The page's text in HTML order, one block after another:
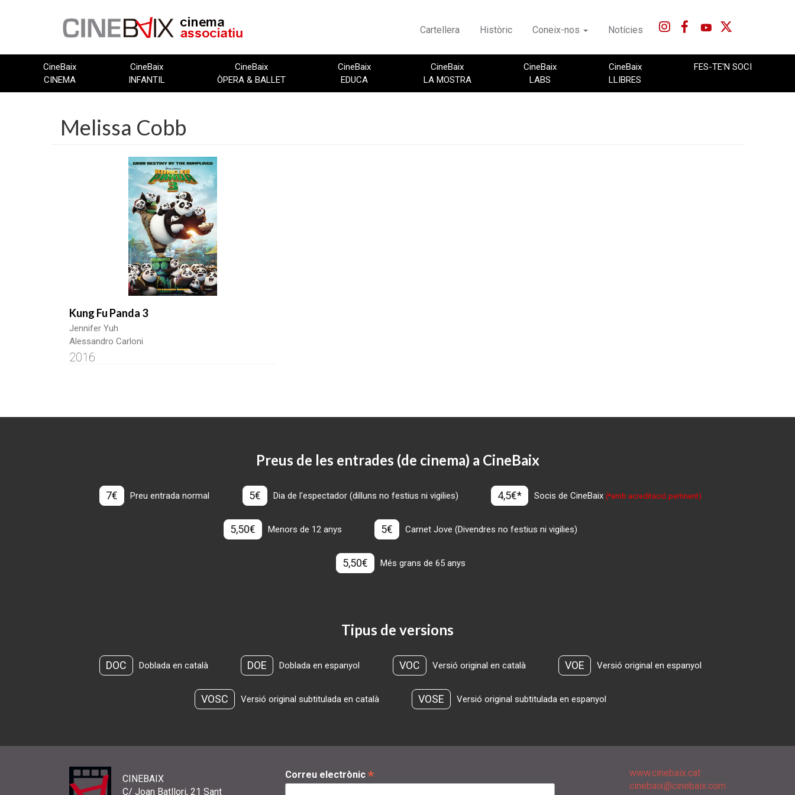
Cartellera Històric Coneix-nos Notícies
CineBaix
CINEMA
CineBaix
INFANTIL
CineBaix
ÒPERA & BALLET
CineBaix
EDUCA
CineBaix
LA MOSTRA
CineBaix
LABS
CineBaix
LLIBRES
FES-TE'N SOCI
Melissa Cobb
Kung Fu Panda 3
Jennifer Yuh
Alessandro Carloni
2016
Preus de les entrades (de cinema) a CineBaix
7€ Preu entrada normal 5€ Dia de l'espectador (dilluns no festius ni vigilies) 4,5€* Socis de CineBaix(*amb acreditació pertinent)
5,50€ Menors de 12 anys 5€ Carnet Jove (Divendres no festius ni vigilies)
5,50€ Més grans de 65 anys
Tipus de versions
DOC Doblada en català DOE Doblada en espanyol VOC Versió original en català VOE Versió original en espanyol
VOSC Versió original subtitulada en català VOSE Versió original subtitulada en espanyol
CINEBAIX
C/ Joan Batllori, 21 Sant
Correu electrònic *
www.cinebaix.cat
cinebaix@cinebaix.com